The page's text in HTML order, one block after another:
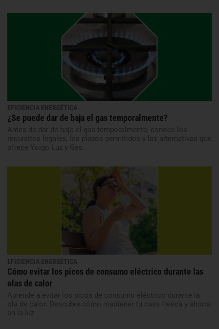
EFICIENCIA ENERGÉTICA
¿Se puede dar de baja el gas temporalmente?
Antes de dar de baja el gas temporalmente, conoce los
requisitos legales, los plazos permitidos y las alternativas que
ofrece Yoigo Luz y Gas.
EFICIENCIA ENERGÉTICA
Cómo evitar los picos de consumo eléctrico durante las
olas de calor
Aprende a evitar los picos de consumo eléctrico durante la
ola de calor. Descubre cómo mantener tu casa fresca y ahorra
en la luz